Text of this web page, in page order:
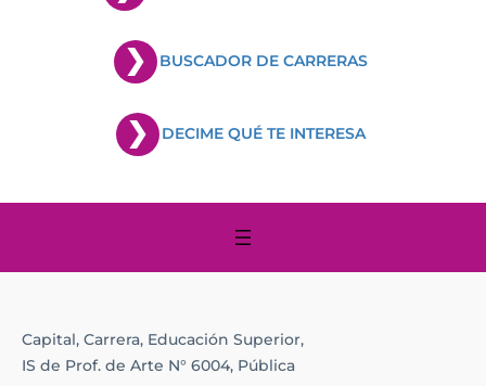
BUSCADOR DE CARRERAS
DECIME QUÉ TE INTERESA
Capital, Carrera, Educación Superior,
IS de Prof. de Arte N° 6004, Pública